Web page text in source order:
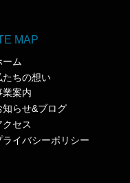
MAP
ーム
たちの想い
業案内
知らせ&ブログ
クセス
ライバシーポリシー